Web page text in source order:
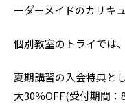
ーダーメイドのカリキ
個別教室のトライでは
夏期講習の入会特典と
大30％OFF(受付期間